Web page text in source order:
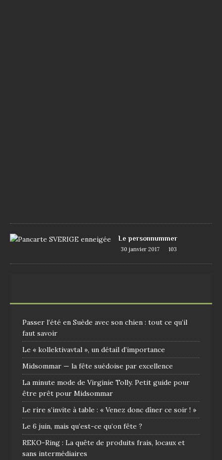
Le personnummer
30 janvier 2017 103
Passer l’été en Suède avec son chien : tout ce qu’il
faut savoir
Le « kollektivavtal », un détail d’importance
Midsommar — la fête suédoise par excellence
La minute mode de Virginie Tolly. Petit guide pour
être prêt pour Midsommar
Le rire s’invite à table : « Venez donc dîner ce soir ! »
Le 6 juin, mais qu’est-ce qu’on fête ?
REKO-Ring : La quête de produits frais, locaux et
sans intermédiaires